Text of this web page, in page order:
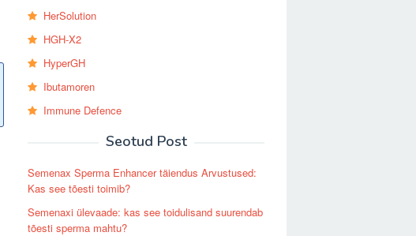
HerSolution
HGH-X2
HyperGH
Ibutamoren
Immune Defence
Seotud Post
Semenax Sperma Enhancer täiendus Arvustused:
Kas see tõesti toimib?
Semenaxi ülevaade: kas see toidulisand suurendab
tõesti sperma mahtu?